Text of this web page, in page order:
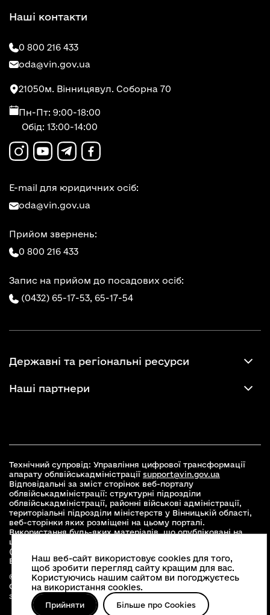
Наші контакти
0 800 216 433
oda@vin.gov.ua
21050м. Вінницявул. Соборна 70
Пн-Пт: 9:00-18:00
Обід: 13:00-14:00
E-mail для юридичних осіб:
oda@vin.gov.ua
Прийом звернень:
0 800 216 433
Запис на прийом до посадових осіб:
(0432) 65-17-53, 65-17-54
Державні та регіональні ресурси
Наші партнери
Технічний супровід: Управління цифрової трансформації
апарату облвійськадміністрації support@vin.gov.ua
Відповідальні за зміст сторінок веб-порталу
облвійськадміністрації: структурні підрозділи
облвійськадміністрації, районні військові адміністрації,
територіальні підрозділи міністерств у Вінницькій області,
веб-сторінки яких розміщені на цьому порталі.
Використання будь-яких матеріалів, що опубліковані на
цьому сайті, дозволяється при умові зазначення посилання
(для інтернет-видань - гіперпосилання) на офіційний сайт
Вінницької облвійськадміністраціїwww.vin.gov.ua.
© 2026 Весь контент доступний за ліцензією Creative
Commons Attribution 4.0 International license, якщо не
зазначено інше
Наш веб-сайт використовує cookies для того,
щоб зробити перегляд сайту кращим для вас.
Користуючись нашим сайтом ви погоджуєтесь
на використання cookies.
Прийняти Більше про Cookies